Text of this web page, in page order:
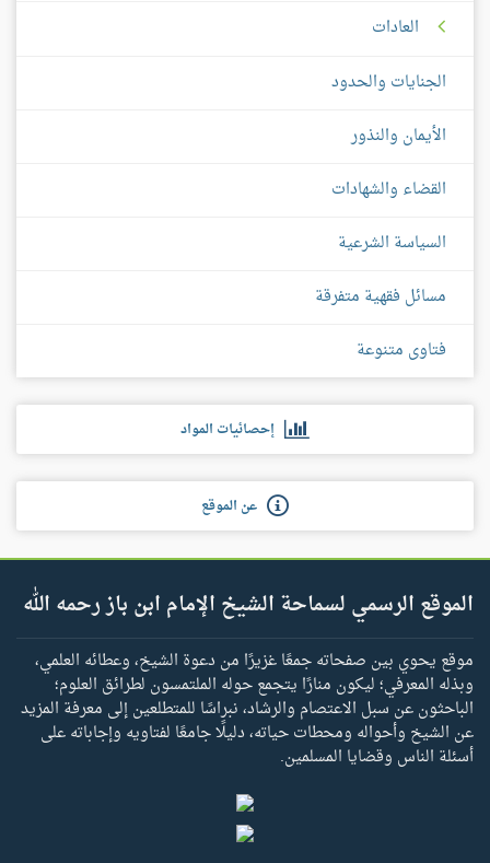
العادات
الجنايات والحدود
الأيمان والنذور
القضاء والشهادات
السياسة الشرعية
مسائل فقهية متفرقة
فتاوى متنوعة
إحصائيات المواد
عن الموقع
الموقع الرسمي لسماحة الشيخ الإمام ابن باز رحمه الله
موقع يحوي بين صفحاته جمعًا غزيرًا من دعوة الشيخ، وعطائه العلمي،
وبذله المعرفي؛ ليكون منارًا يتجمع حوله الملتمسون لطرائق العلوم؛
الباحثون عن سبل الاعتصام والرشاد، نبراسًا للمتطلعين إلى معرفة المزيد
عن الشيخ وأحواله ومحطات حياته، دليلًا جامعًا لفتاويه وإجاباته على
أسئلة الناس وقضايا المسلمين.